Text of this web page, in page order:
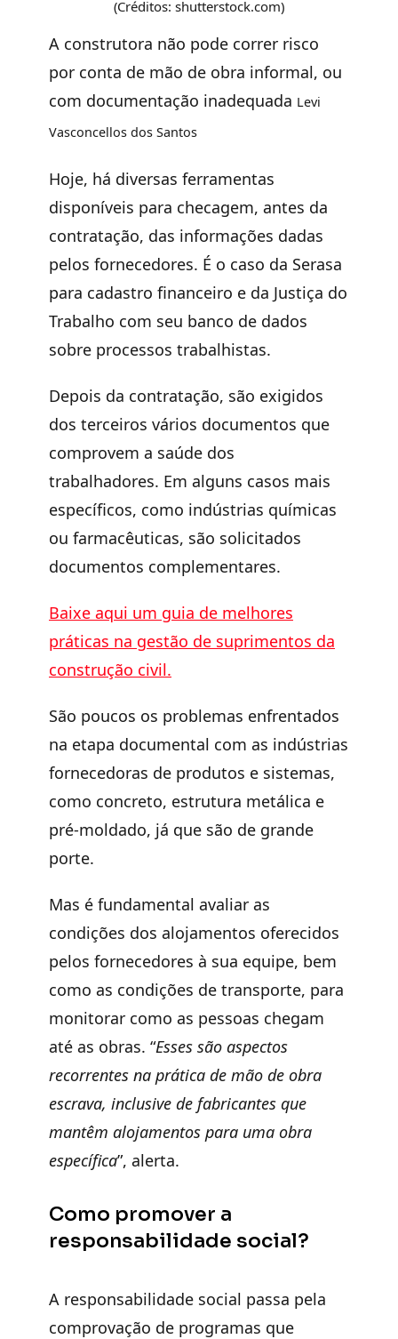
(Créditos: shutterstock.com)
A construtora não pode correr risco
por conta de mão de obra informal, ou
com documentação inadequada Levi
Vasconcellos dos Santos
Hoje, há diversas ferramentas
disponíveis para checagem, antes da
contratação, das informações dadas
pelos fornecedores. É o caso da Serasa
para cadastro financeiro e da Justiça do
Trabalho com seu banco de dados
sobre processos trabalhistas.
Depois da contratação, são exigidos
dos terceiros vários documentos que
comprovem a saúde dos
trabalhadores. Em alguns casos mais
específicos, como indústrias químicas
ou farmacêuticas, são solicitados
documentos complementares.
Baixe aqui um guia de melhores
práticas na gestão de suprimentos da
construção civil.
São poucos os problemas enfrentados
na etapa documental com as indústrias
fornecedoras de produtos e sistemas,
como concreto, estrutura metálica e
pré-moldado, já que são de grande
porte.
Mas é fundamental avaliar as
condições dos alojamentos oferecidos
pelos fornecedores à sua equipe, bem
como as condições de transporte, para
monitorar como as pessoas chegam
até as obras. “Esses são aspectos
recorrentes na prática de mão de obra
escrava, inclusive de fabricantes que
mantêm alojamentos para uma obra
específica”, alerta.
Como promover a
responsabilidade social?
A responsabilidade social passa pela
comprovação de programas que